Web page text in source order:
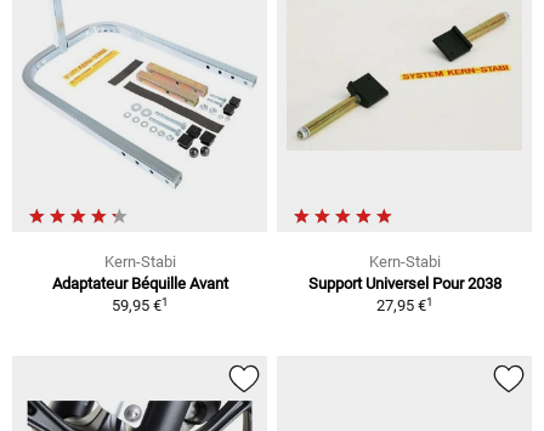
Kern-Stabi
Adaptateur Béquille Avant
59,95 €1
Kern-Stabi
Support Universel Pour 2038
27,95 €1